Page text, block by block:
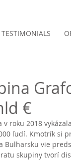
TESTIMONIALS
€
v roku 2018
ľudí. Kmotrík si
Bulharsku vie
skupiny tvorí